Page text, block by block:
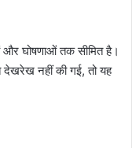
और घोषणाओं तक सीमित है।
देखरेख नहीं की गई, तो यह